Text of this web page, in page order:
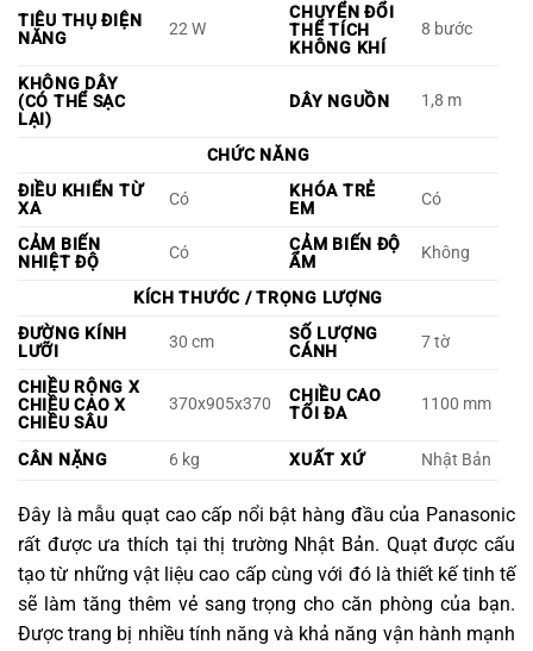
TIÊU THỤ ĐIỆN
NĂNG
22 W
CHUYỂN ĐỔI
THỂ TÍCH
KHÔNG KHÍ
8 bước
KHÔNG DÂY
(CÓ THỂ SẠC
LẠI)
DÂY NGUỒN 1,8 m
CHỨC NĂNG
ĐIỀU KHIỂN TỪ
XA
Có
KHÓA TRẺ
EM
Có
CẢM BIẾN
NHIỆT ĐỘ
Có
CẢM BIẾN ĐỘ
ẨM
Không
KÍCH THƯỚC / TRỌNG LƯỢNG
ĐƯỜNG KÍNH
LƯỠI
30 cm
SỐ LƯỢNG
CÁNH
7 tờ
CHIỀU RỘNG X
CHIỀU CAO X
CHIỀU SÂU
370x905x370
CHIỀU CAO
TỐI ĐA
1100 mm
CÂN NẶNG 6 kg XUẤT XỨ Nhật Bản
Đây là mẫu quạt cao cấp nổi bật hàng đầu của Panasonic
rất được ưa thích tại thị trường Nhật Bản. Quạt được cấu
tạo từ những vật liệu cao cấp cùng với đó là thiết kế tinh tế
sẽ làm tăng thêm vẻ sang trọng cho căn phòng của bạn.
Được trang bị nhiều tính năng và khả năng vận hành mạnh